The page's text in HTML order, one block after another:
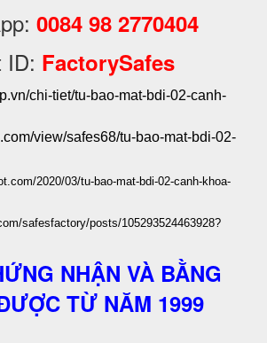
0084 98 2770404
FactorySafes
chi-tiet/tu-bao-mat-bdi-02-canh-
view/safes68/tu-bao-mat-bdi-02-
2020/03/tu-bao-mat-bdi-02-canh-khoa-
safesfactory/posts/105293524463928?
NHẬN VÀ BẰNG
TỪ NĂM 1999